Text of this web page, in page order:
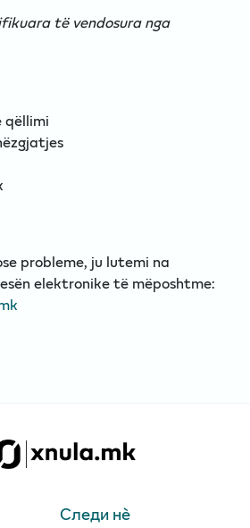
të vendosura nga
qëllimi
probleme, ju lutemi na
elektronike të mëposhtme:
Следи нè